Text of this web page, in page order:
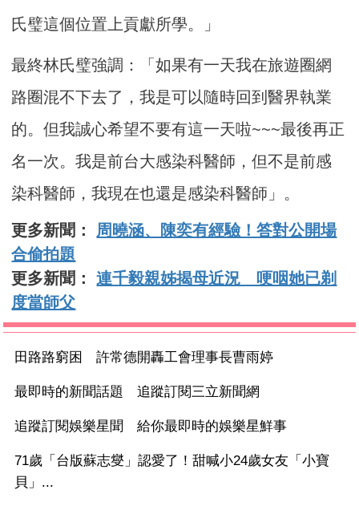
氏璧這個位置上貢獻所學。」
最終林氏璧強調：「如果有一天我在旅遊圈網
路圈混不下去了，我是可以隨時回到醫界執業
的。但我誠心希望不要有這一天啦~~~最後再正
名一次。我是前台大感染科醫師，但不是前感
染科醫師，我現在也還是感染科醫師」。
更多新聞： 周曉涵、陳奕有經驗！答對公開場
合偷拍題
更多新聞：連千毅親姊揭母近況 哽咽她已剃
度當師父
田路路窮困 許常德開轟工會理事長曹雨婷
最即時的新聞話題 追蹤訂閱三立新聞網
追蹤訂閱娛樂星聞 給你最即時的娛樂星鮮事
71歲「台版蘇志燮」認愛了！甜喊小24歲女友「小寶
貝」...